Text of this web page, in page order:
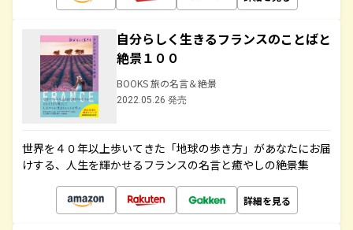
自分らしく生きるフランスのことばと
絶景１００
BOOKS 旅の名言＆絶景
2022.05.26 発売
世界を４０年以上歩いてきた「地球の歩き方」があなたにお届
けする、人生を輝かせるフランスの名言と癒やしの絶景集
詳細を見る